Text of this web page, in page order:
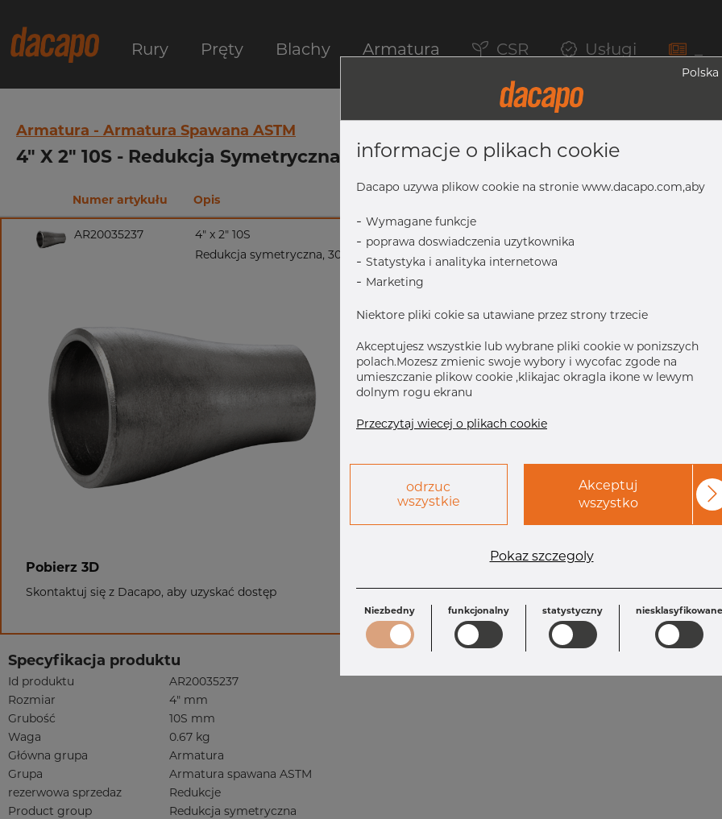
Rury Pręty Blachy Armatura CSR Usługi
Armatura - Armatura Spawana ASTM
4" X 2" 10S - Redukcja Symetryczna, 304/304L, ASTM A-403 WP-S, 2",
Numer artykułu Opis
AR20035237
4" x 2" 10S
Redukcja symetryczna, 304/304L, ASTM A-403 WP-S, 2", bezszwowy
Pobierz 3D
Skontaktuj się z Dacapo, aby uzyskać dostęp
T1: 2.77 mm
L: 101.6 mm OD1: 60.33 mm
Specyfikacja produktu
Id produktu
AR20035237
Rozmiar
4" mm
Grubość
10S mm
Waga
0.67 kg
Główna grupa
Armatura
Grupa
Armatura spawana ASTM
rezerwowa sprzedaz
Redukcje
Product group
Redukcja symetryczna
Polska
informacje o plikach cookie
Dacapo uzywa plikow cookie na stronie www.dacapo.com,aby
- Wymagane funkcje
- poprawa doswiadczenia uzytkownika
- Statystyka i analityka internetowa
- Marketing
Niektore pliki cokie sa utawiane przez strony trzecie
Akceptujesz wszystkie lub wybrane pliki cookie w ponizszych
polach.Mozesz zmienic swoje wybory i wycofac zgode na
umieszczanie plikow cookie ,klikajac okragla ikone w lewym
dolnym rogu ekranu
Przeczytaj wiecej o plikach cookie
odrzuc
wszystkie
Akceptuj
wszystko
Pokaz szczegoly
Niezbedny funkcjonalny statystyczny niesklasyfikowane